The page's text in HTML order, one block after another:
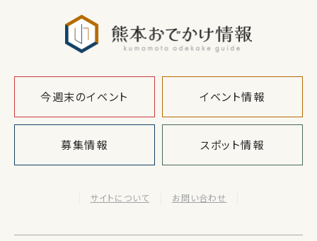
今週末のイベント イベント情報
募集情報 スポット情報
サイトについて お問い合わせ